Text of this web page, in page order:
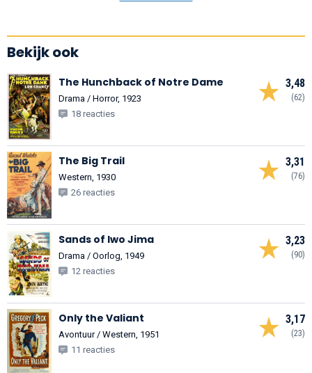
Bekijk ook
3,48
(62)
The Hunchback of Notre Dame
Drama / Horror, 1923
18 reacties
3,31
(76)
The Big Trail
Western, 1930
26 reacties
3,23
(90)
Sands of Iwo Jima
Drama / Oorlog, 1949
12 reacties
3,17
(23)
Only the Valiant
Avontuur / Western, 1951
11 reacties